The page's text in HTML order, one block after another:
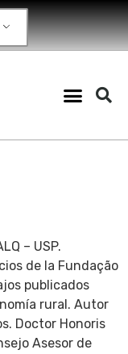
– USP.
de la Fundação
publicados
rural. Autor
Doctor Honoris
Asesor de